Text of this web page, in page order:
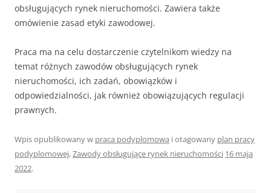
obsługujących rynek nieruchomości. Zawiera także
omówienie zasad etyki zawodowej.
Praca ma na celu dostarczenie czytelnikom wiedzy na
temat różnych zawodów obsługujących rynek
nieruchomości, ich zadań, obowiązków i
odpowiedzialności, jak również obowiązujących regulacji
prawnych.
Wpis opublikowany w praca podyplomowa i otagowany plan pracy
podyplomowej,Zawody obsługujące rynek nieruchomości 16 maja
2022.